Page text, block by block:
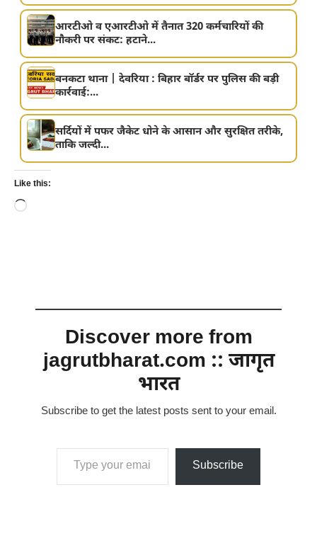
आरटीओ व एआरटीओ में तैनात 320 कर्मचारियों की
नौकरी पर संकट: हटाने...
बनकटा थाना | देवरिया : बिहार बॉर्डर पर पुलिस की बड़ी
कार्रवाई:...
सर्दियों में पफर जैकेट धोने के आसान और सुरक्षित तरीके,
ताकि जल्दी...
Like this:
Loading…
Discover more from
jagrutbharat.com :: जागृत
भारत
Subscribe to get the latest posts sent to your email.
Type your email…
Subscribe